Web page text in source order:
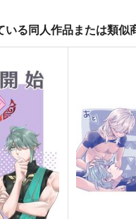
いる同人作品または類似